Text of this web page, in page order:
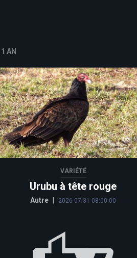
AN
VARIÉTÉ
Urubu à tête rouge
Autre 2026-07-31 08:00:00